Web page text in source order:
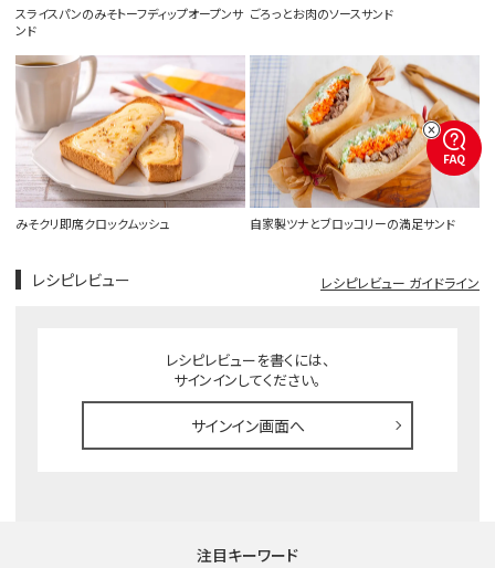
スライスパンのみそトーフディップオープンサ
ンド
ごろっとお肉のソースサンド
みそクリ即席クロックムッシュ 自家製ツナとブロッコリーの満足サンド
レシピレビュー レシピレビュー ガイドライン
レシピレビューを書くには、
サインインしてください。
サインイン画面へ
注目キーワード
FAQ